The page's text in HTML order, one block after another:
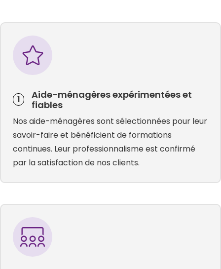
1
Aide-ménagères expérimentées et
fiables
Nos aide-ménagères sont sélectionnées pour leur
savoir-faire et bénéficient de formations
continues. Leur professionnalisme est confirmé
par la satisfaction de nos clients.